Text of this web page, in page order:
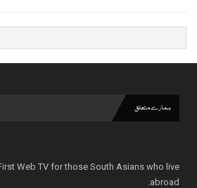
ہمارے متعلق
Web TV for those South Asians who live
abroad.